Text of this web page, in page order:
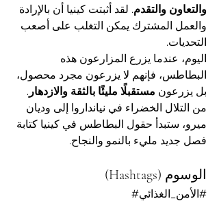
والتعاون والتقدم. لقد أثبتت كينيا أن بالإرادة
والعمل المشترك يمكن التغلب على أصعب
التحديات.
اليوم، عندما يزرع المزارعون هذه
البطاطس، فإنهم لا يزرعون مجرد محصول،
بل يزرعون مستقبلًا مليئًا بالثقة والازدهار .
من التلال الخضراء في نيانداروا إلى وديان
ميرو، ستبدأ حقول البطاطس في كينيا كتابة
فصل جديد مليء بالنمو والنجاح.
الوسوم (Hashtags)
#الأمن_الغذائي#